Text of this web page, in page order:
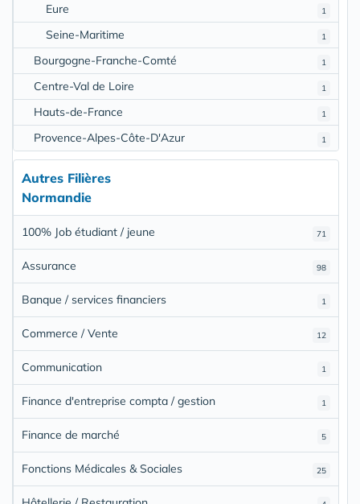
1
Eure
1
Seine-Maritime
1
Bourgogne-Franche-Comté
1
Centre-Val de Loire
1
Hauts-de-France
1
Provence-Alpes-Côte-D'Azur
Autres Filières
Normandie
71
100% Job étudiant / jeune
98
Assurance
1
Banque / services financiers
12
Commerce / Vente
1
Communication
1
Finance d'entreprise compta / gestion
5
Finance de marché
25
Fonctions Médicales & Sociales